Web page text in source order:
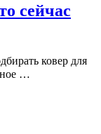
сейчас
ковер для
…